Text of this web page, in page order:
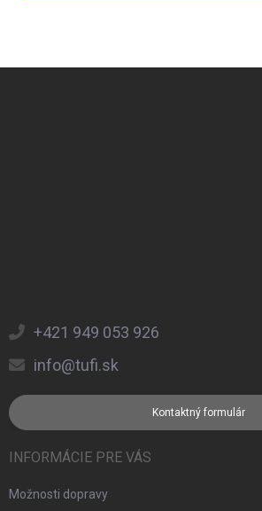
+421 949 053 926
info@tufi.sk
Kontaktný formulár
INFORMÁCIE PRE VÁS
Možnosti dopravy